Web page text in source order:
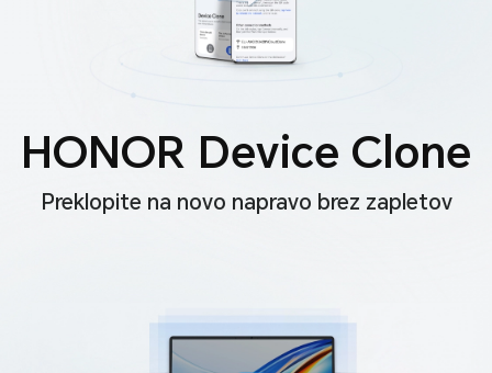
HONOR Device Clone
Preklopite na novo napravo brez zapletov